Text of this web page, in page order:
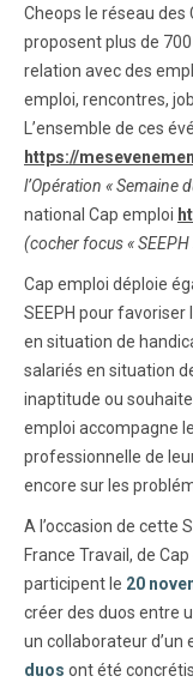
Cheops le réseau des
proposent plus de
relation avec des
emploi, rencontres,
L’ensemble de ces
https://
l’Opération « Semaine
national Cap emploi
(cocher focus « SEEPH
Cap emploi déploie
SEEPH pour favoriser
en situation de
salariés en situation
inaptitude ou
emploi accompagne
professionnelle de
encore sur les
A l’occasion de cette
France Travail, de
participent le 20
créer des duos entre
un collaborateur d’un
duos ont été